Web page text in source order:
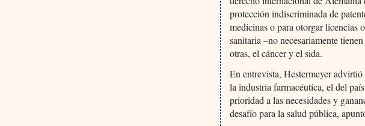
protección indiscriminada de
medicinas o para otorgar licencias
sanitaria –no necesariamente
otras, el cáncer y el sida.
En entrevista, Hestermeyer
la industria farmacéutica, el del
prioridad a las necesidades y
desafío para la salud pública,